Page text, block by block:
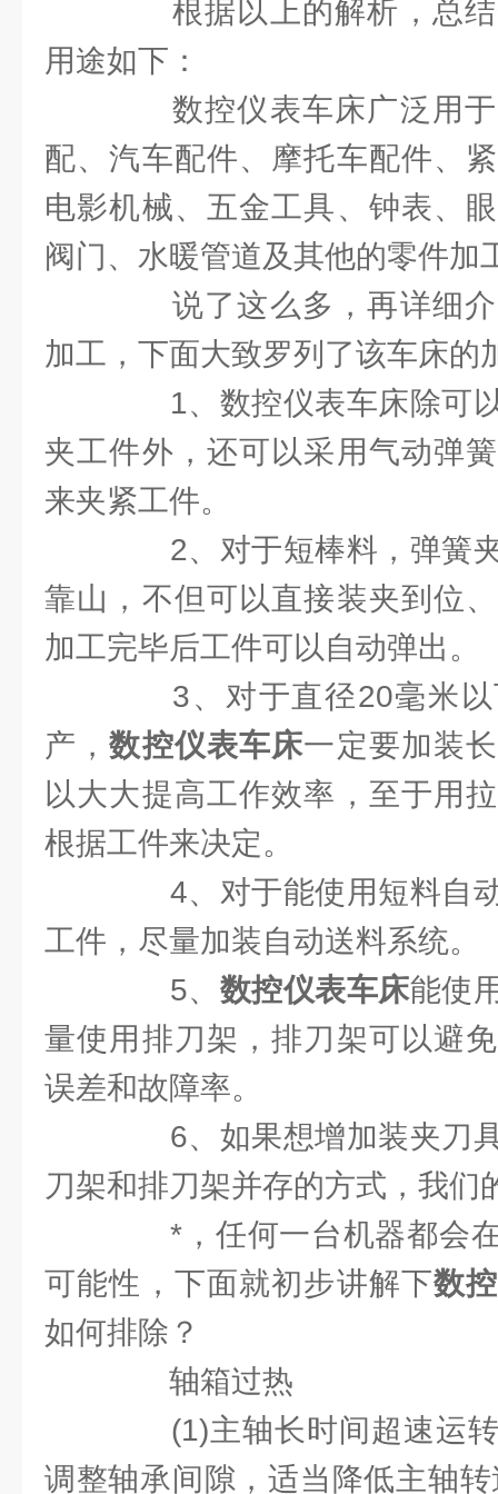
根据以上的解析，总结
用途如下：
数控仪表车床广泛用于
配、汽车配件、摩托车配件、
电影机械、五金工具、钟表、
阀门、水暖管道及其他的零件加
说了这么多，再详细介
加工，下面大致罗列了该车床的
1、数控仪表车床除可以
夹工件外，还可以采用气动弹
来夹紧工件。
2、对于短棒料，弹簧夹
靠山，不但可以直接装夹到位
加工完毕后工件可以自动弹出。
3、对于直径20毫米以
产，数控仪表车床一定要加装
以大大提高工作效率，至于用
根据工件来决定。
4、对于能使用短料自动
工件，尽量加装自动送料系统。
5、 数控仪表车床能使
量使用排刀架，排刀架可以避
误差和故障率。
6、如果想增加装夹刀具
刀架和排刀架并存的方式，我们
*，任何一台机器都会在
可能性，下面就初步讲解下数
如何排除？
轴箱过热
(1)主轴长时间超速运转
调整轴承间隙，适当降低主轴